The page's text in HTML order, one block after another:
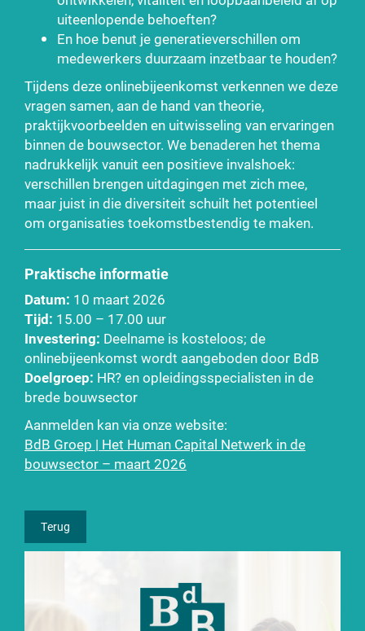
uiteenlopende behoeften?
En hoe benut je generatieverschillen om
medewerkers duurzaam inzetbaar te houden?
Tijdens deze onlinebijeenkomst verkennen we deze
vragen samen, aan de hand van theorie,
praktijkvoorbeelden en uitwisseling van ervaringen
binnen de bouwsector. We benaderen het thema
nadrukkelijk vanuit een positieve invalshoek:
verschillen brengen uitdagingen met zich mee,
maar juist in die diversiteit schuilt het potentieel
om organisaties toekomstbestendig te maken.
Praktische informatie
Datum: 10 maart 2026
Tijd: 15.00 – 17.00 uur
Investering: Deelname is kosteloos; de
onlinebijeenkomst wordt aangeboden door BdB
Doelgroep: HR? en opleidingsspecialisten in de
brede bouwsector
Aanmelden kan via onze website:
BdB Groep | Het Human Capital Netwerk in de
bouwsector – maart 2026
Terug